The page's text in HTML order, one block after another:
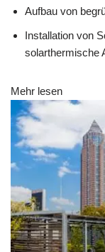
Aufbau von
Installation von
solarthermische
Mehr lesen